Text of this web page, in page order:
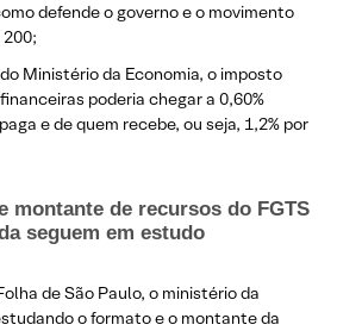
defende o governo e o movimento
Ministério da Economia, o imposto
poderia chegar a 0,60%
e de quem recebe, ou seja, 1,2% por
montante de recursos do FGTS
seguem em estudo
de São Paulo, o ministério da
o formato e o montante da